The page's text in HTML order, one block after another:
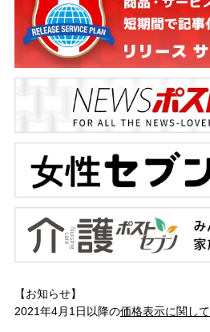
【お知らせ】
2021年4月1日以降の価格表示に関して